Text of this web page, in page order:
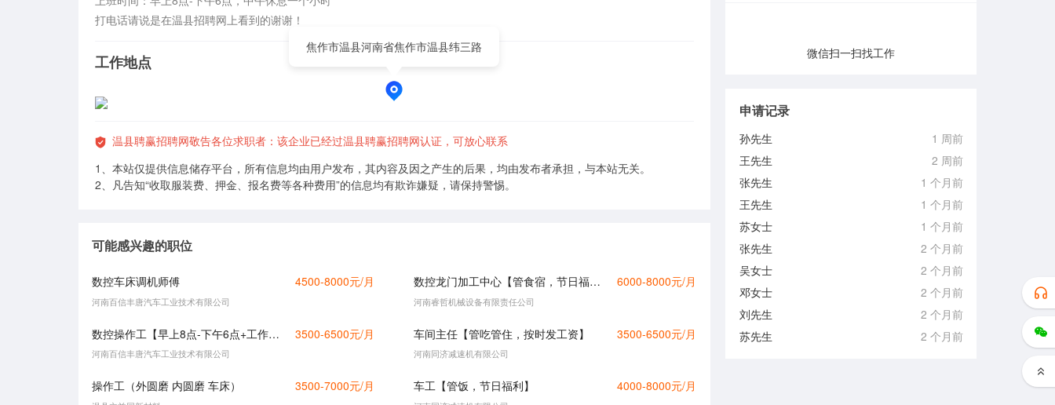
打电话请说是在温县招聘网上看到的谢谢！
工作地点
焦作市温县河南省焦作市温县纬三路
温县聘赢招聘网敬告各位求职者：该企业已经过温县聘赢招聘网认证，可放心联系
1、本站仅提供信息储存平台，所有信息均由用户发布，其内容及因之产生的后果，均由发布者承担，与本站无关。
2、凡告知“收取服装费、押金、报名费等各种费用”的信息均有欺诈嫌疑，请保持警惕。
可能感兴趣的职位
数控车床调机师傅 4500-8000元/月
河南百信丰唐汽车工业技术有限公司
数控龙门加工中心【管食宿，节日福利】 6000-8000元/月
河南睿哲机械设备有限责任公司
数控操作工【早上8点-下午6点+工作餐】 3500-6500元/月
河南百信丰唐汽车工业技术有限公司
车间主任【管吃管住，按时发工资】 3500-6500元/月
河南同济减速机有限公司
操作工（外圆磨 内圆磨 车床） 3500-7000元/月 车工【管饭，节日福利】 4000-8000元/月
微信扫一扫找工作
申请记录
孙先生
1 周前
王先生
2 周前
张先生
1 个月前
王先生
1 个月前
苏女士
1 个月前
张先生
2 个月前
吴女士
2 个月前
邓女士
2 个月前
刘先生
2 个月前
苏先生
2 个月前